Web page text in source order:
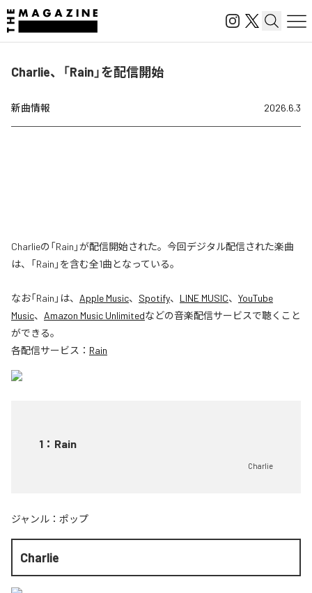
Charlie、「Rain」を配信開始
新曲情報 2026.6.3
Charlieの「Rain」が配信開始された。今回デジタル配信された楽曲
は、「Rain」を含む全1曲となっている。
なお「Rain 」は、 Apple Music、 Spotify、 LINE MUSIC、 YouTube
Music、 Amazon Music Unlimitedなどの音楽配信サービスで聴くこと
ができる。
各配信サービス： Rain
1 ： Rain
Charlie
ジャンル： ポップ
Charlie